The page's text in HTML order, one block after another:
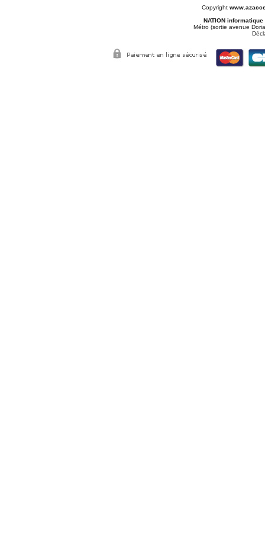
Copyright
NATION informatique
Métro (sortie avenue